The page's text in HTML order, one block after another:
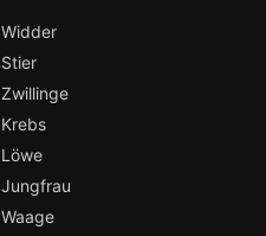
Widder
Stier
Zwillinge
Krebs
Löwe
Jungfrau
Waage